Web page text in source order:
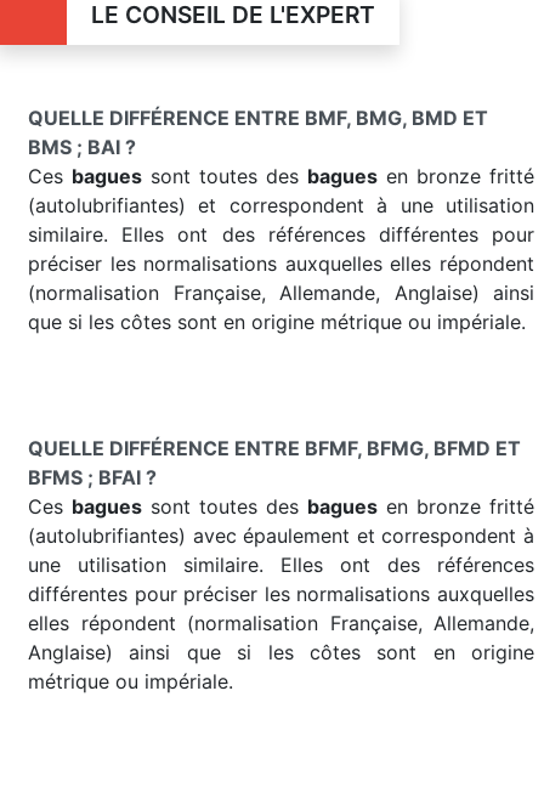
LE CONSEIL DE L'EXPERT
QUELLE DIFFÉRENCE ENTRE BMF, BMG, BMD ET
BMS ; BAI ?
Ces bagues sont toutes des bagues en bronze fritté
(autolubrifiantes) et correspondent à une utilisation
similaire. Elles ont des références différentes pour
préciser les normalisations auxquelles elles répondent
(normalisation Française, Allemande, Anglaise) ainsi
que si les côtes sont en origine métrique ou impériale.
QUELLE DIFFÉRENCE ENTRE BFMF, BFMG, BFMD ET
BFMS ; BFAI ?
Ces bagues sont toutes des bagues en bronze fritté
(autolubrifiantes) avec épaulement et correspondent à
une utilisation similaire. Elles ont des références
différentes pour préciser les normalisations auxquelles
elles répondent (normalisation Française, Allemande,
Anglaise) ainsi que si les côtes sont en origine
métrique ou impériale.